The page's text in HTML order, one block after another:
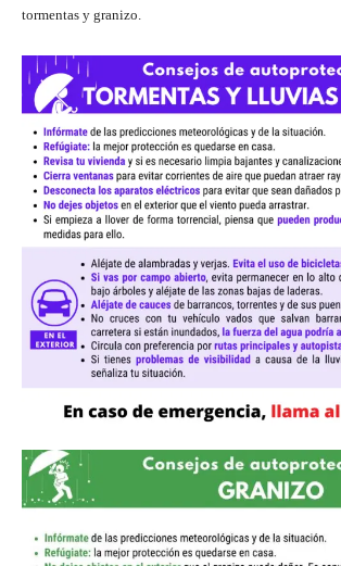
tormentas y granizo.